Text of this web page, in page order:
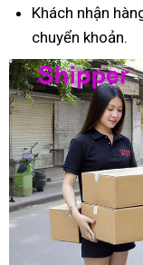
Khách nhận
chuyển khoản.